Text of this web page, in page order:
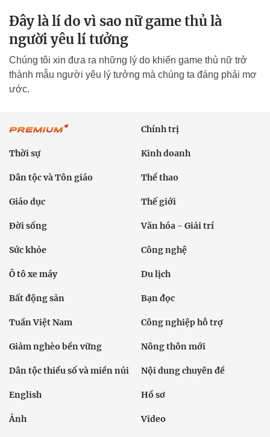
Đây là lí do vì sao nữ game thủ là
người yêu lí tưởng
Chúng tôi xin đưa ra những lý do khiến game thủ nữ trở
thành mẫu người yêu lý tưởng mà chúng ta đáng phải mơ
ước.
Chính trị
Thời sự Kinh doanh
Dân tộc và Tôn giáo Thể thao
Giáo dục Thế giới
Đời sống Văn hóa - Giải trí
Sức khỏe Công nghệ
Ô tô xe máy Du lịch
Bất động sản Bạn đọc
Tuần Việt Nam Công nghiệp hỗ trợ
Giảm nghèo bền vững Nông thôn mới
Dân tộc thiểu số và miền núi Nội dung chuyên đề
English Hồ sơ
Ảnh Video